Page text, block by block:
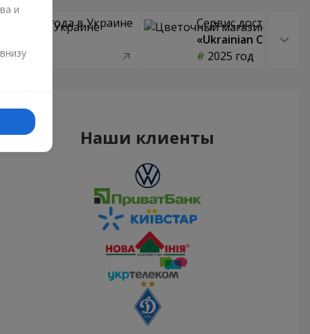
цветов года в Украине
Сервис доставки
«Ukrainian Choice»
2025 год
Наши клиенты
и